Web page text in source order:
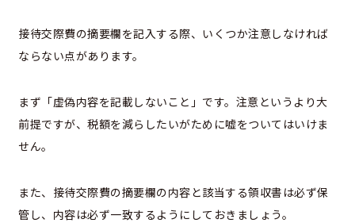
接待交際費の摘要欄を記入する際、いくつか注意しなければ
ならない点があります。
まず「虚偽内容を記載しないこと」です。注意というより大
前提ですが、税額を減らしたいがために嘘をついてはいけま
せん。
また、接待交際費の摘要欄の内容と該当する領収書は必ず保
管し、内容は必ず一致するようにしておきましょう。